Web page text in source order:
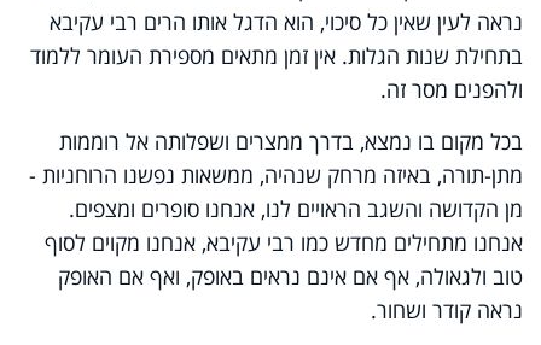
נראה לעין שאין כל סיכוי, הוא הדגל אותו הרים רבי עקיבא
בתחילת שנות הגלות. אין זמן מתאים מספירת העומר ללמוד
ולהפנים מסר זה.
בכל מקום בו נמצא, בדרך ממצרים ושפלותה אל רוממות
מתן-תורה, באיזה מרחק שנהיה, ממשאות נפשנו הרוחניות -
מן הקדושה והשגב הראויים לנו, אנחנו סופרים ומצפים.
אנחנו מתחילים מחדש כמו רבי עקיבא, אנחנו מקוים לסוף
טוב ולגאולה, אף אם אינם נראים באופק, ואף אם האופק
נראה קודר ושחור.